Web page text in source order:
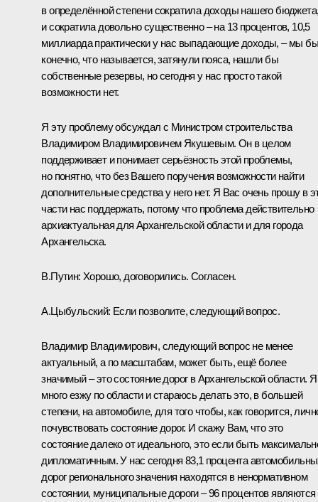
в определённой степени сократила доходы нашего
и сократила довольно существенно – на 13 процентов, 10,5
миллиарда практически у нас выпадающие доходы, – мы
конечно, что называется, затянули пояса, нашли бы
собственные резервы, но сегодня у нас просто такой
возможности нет.
Я эту проблему обсуждал с Министром строительства
Владимиром Владимировичем Якушевым. Он в целом
поддерживает и понимает серьёзность этой проблемы,
но понятно, что без Вашего поручения возможности найти
дополнительные средства у него нет. Я Вас очень прошу в
части нас поддержать, потому что проблема действительно
архиактуальная для Архангельской области и для города
Архангельска.
В.Путин: Хорошо, договорились. Согласен.
А.Цыбульский: Если позволите, следующий вопрос.
Владимир Владимирович, следующий вопрос не менее
актуальный, а по масштабам, может быть, ещё более
значимый – это состояние дорог в Архангельской области. Я
много езжу по области и стараюсь делать это, в большей
степени, на автомобиле, для того чтобы, как говорится,
почувствовать состояние дорог. И скажу Вам, что это
состояние далеко от идеального, это если быть
дипломатичным. У нас сегодня 83,1 процента
дорог регионального значения находятся в ненормативном
состоянии, муниципальные дороги – 96 процентов являются